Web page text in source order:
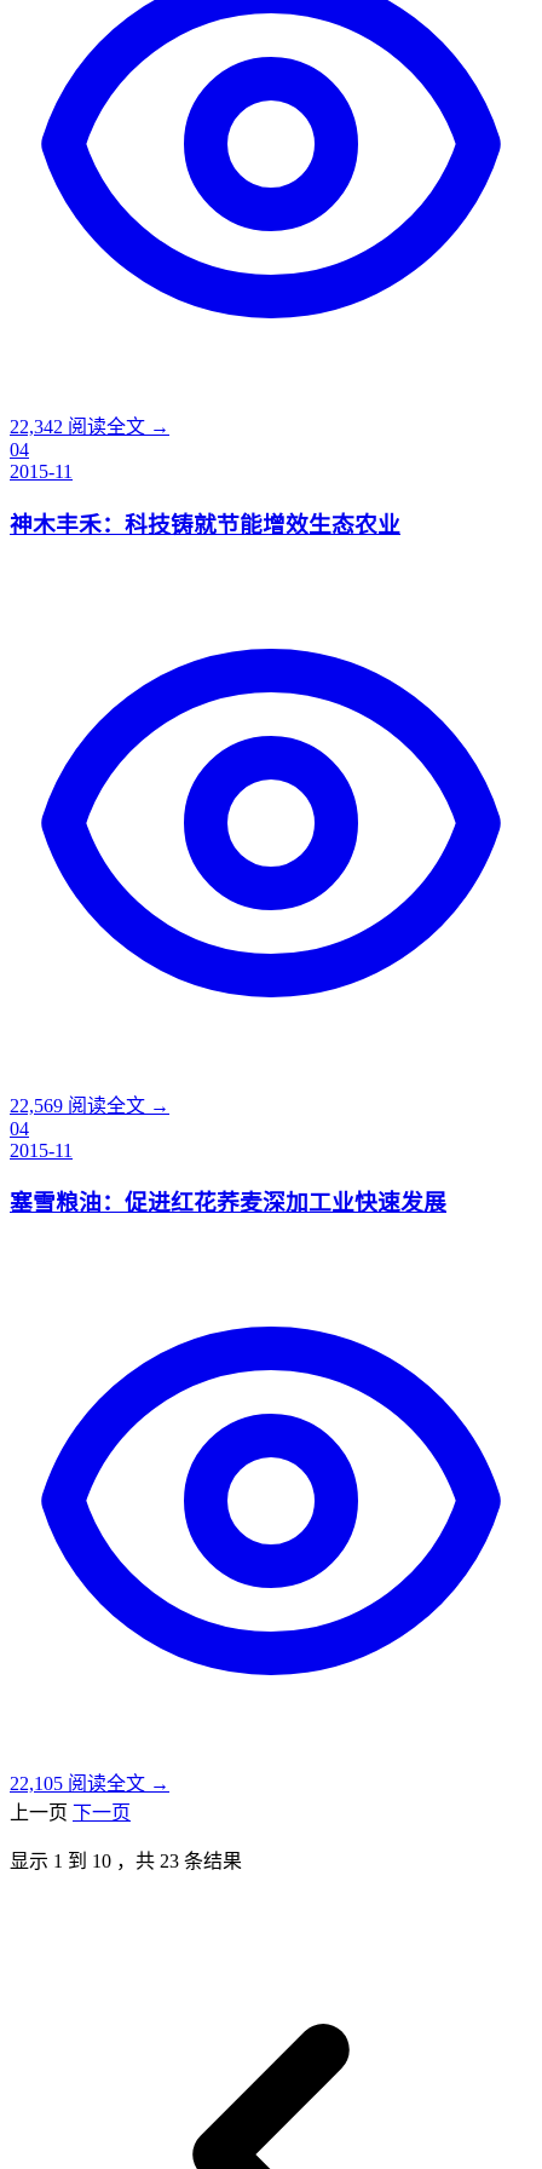
22,342 阅读全文 →
04
2015-11
神木丰禾：科技铸就节能增效生态农业
22,569 阅读全文 →
04
2015-11
塞雪粮油：促进红花荞麦深加工业快速发展
22,105 阅读全文 →
上一页 下一页
显示 1 到 10 ，共 23 条结果